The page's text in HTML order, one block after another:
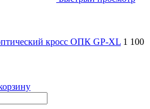
кросс ОПК GP-XL 1 100